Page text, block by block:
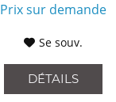
Prix sur demande
Se souv.
DÉTAILS